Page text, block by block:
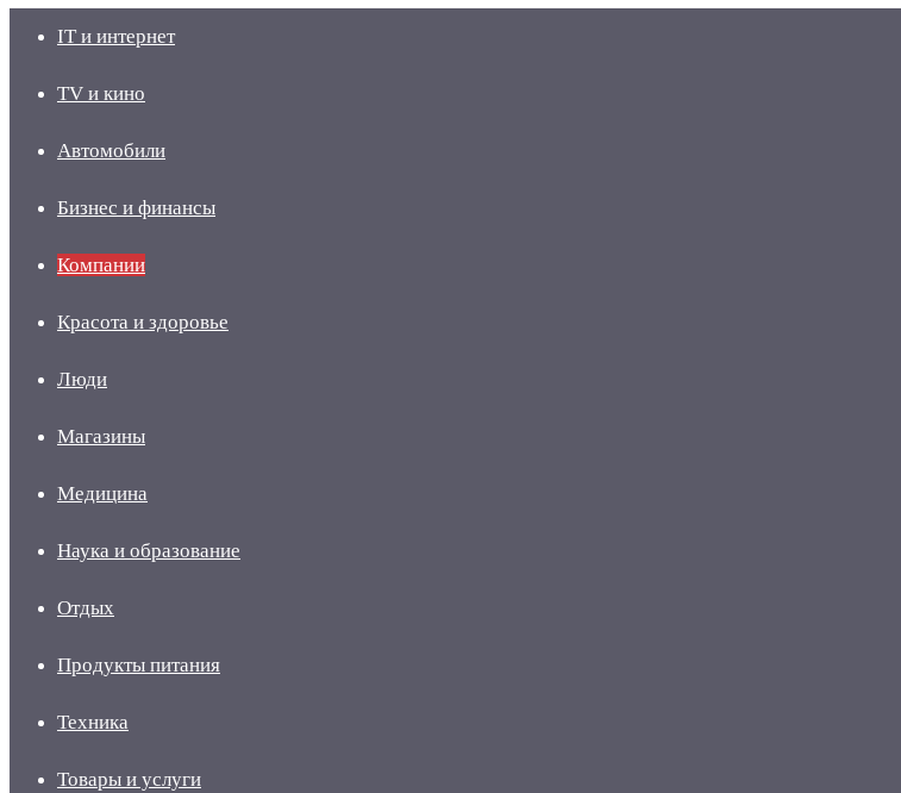
IT и интернет
TV и кино
Автомобили
Бизнес и финансы
Компании
Красота и здоровье
Люди
Магазины
Медицина
Наука и образование
Отдых
Продукты питания
Техника
Товары и услуги